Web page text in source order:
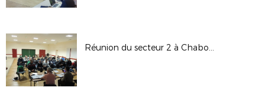
Réunion du secteur 2 à Chabournay